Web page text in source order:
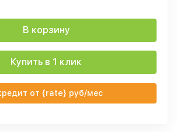
В корзину
Купить в 1 клик
от {rate} руб/мес